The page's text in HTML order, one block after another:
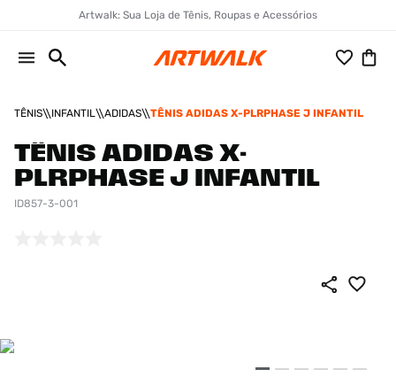
Artwalk: Sua Loja de Tênis, Roupas e Acessórios
TÊNIS INFANTIL ADIDAS TÊNIS ADIDAS X-PLRPHASE J INFANTIL
TÊNIS ADIDAS X-
PLRPHASE J INFANTIL
ID857-3-001